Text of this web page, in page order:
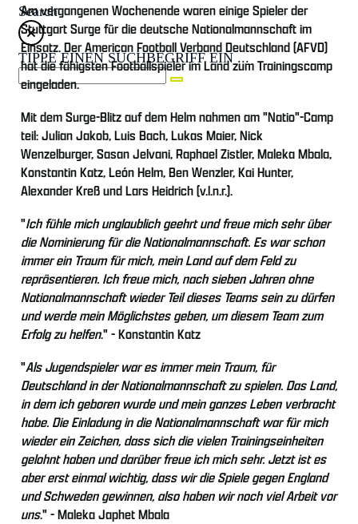
Search
TIPPE EINEN SUCHBEGRIFF EIN ...
Am vergangenen Wochenende waren einige Spieler der
Stuttgart Surge für die deutsche Nationalmannschaft im
Einsatz. Der American Football Verband Deutschland (AFVD)
hat die fähigsten Footballspieler im Land zum Trainingscamp
eingeladen.
Mit dem Surge-Blitz auf dem Helm nahmen am "Natio"-Camp
teil: Julian Jakob, Luis Bach, Lukas Maier, Nick
Wenzelburger, Sasan Jelvani, Raphael Zistler, Maleka Mbala,
Konstantin Katz, León Helm, Ben Wenzler, Kai Hunter,
Alexander Kreß und Lars Heidrich (v.l.n.r.).
"Ich fühle mich unglaublich geehrt und freue mich sehr über
die Nominierung für die Nationalmannschaft. Es war schon
immer ein Traum für mich, mein Land auf dem Feld zu
repräsentieren. Ich freue mich, nach sieben Jahren ohne
Nationalmannschaft wieder Teil dieses Teams sein zu dürfen
und werde mein Möglichstes geben, um diesem Team zum
Erfolg zu helfen." - Konstantin Katz
"Als Jugendspieler war es immer mein Traum, für
Deutschland in der Nationalmannschaft zu spielen. Das Land,
in dem ich geboren wurde und mein ganzes Leben verbracht
habe. Die Einladung in die Nationalmannschaft war für mich
wieder ein Zeichen, dass sich die vielen Trainingseinheiten
gelohnt haben und darüber freue ich mich sehr. Jetzt ist es
aber erst einmal wichtig, dass wir die Spiele gegen England
und Schweden gewinnen, also haben wir noch viel Arbeit vor
uns." - Maleka Japhet Mbala